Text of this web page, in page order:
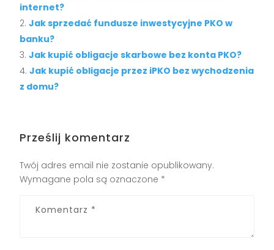
internet?
Jak sprzedać fundusze inwestycyjne PKO w
banku?
Jak kupić obligacje skarbowe bez konta PKO?
Jak kupić obligacje przez iPKO bez wychodzenia
z domu?
Prześlij komentarz
Twój adres email nie zostanie opublikowany.
Wymagane pola są oznaczone *